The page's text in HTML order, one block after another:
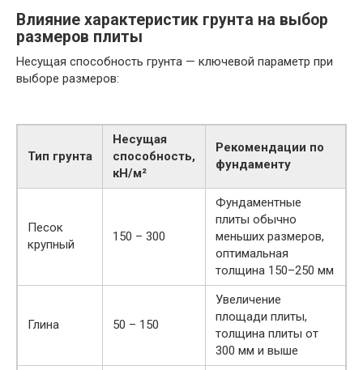
Влияние характеристик грунта на выбор
размеров плиты
Несущая способность грунта — ключевой параметр при
выборе размеров:
Тип грунта
Несущая
способность,
кН/м²
Рекомендации по
фундаменту
Песок
крупный
150 – 300
Фундаментные
плиты обычно
меньших размеров,
оптимальная
толщина 150–250 мм
Глина 50 – 150
Увеличение
площади плиты,
толщина плиты от
300 мм и выше